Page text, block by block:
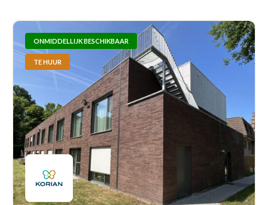
ONMIDDELLIJK BESCHIKBAAR
TE HUUR